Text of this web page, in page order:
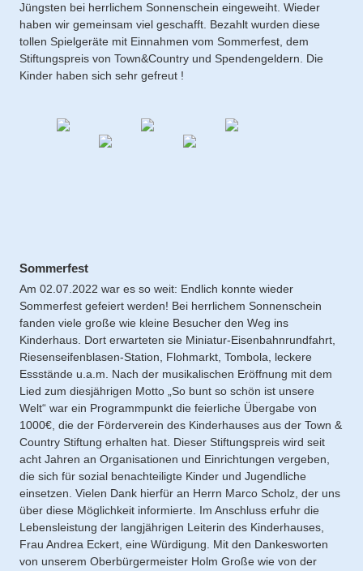
Jüngsten bei herrlichem Sonnenschein eingeweiht. Wieder
haben wir gemeinsam viel geschafft. Bezahlt wurden diese
tollen Spielgeräte mit Einnahmen vom Sommerfest, dem
Stiftungspreis von Town&Country und Spendengeldern. Die
Kinder haben sich sehr gefreut !
Sommerfest
Am 02.07.2022 war es so weit: Endlich konnte wieder
Sommerfest gefeiert werden! Bei herrlichem Sonnenschein
fanden viele große wie kleine Besucher den Weg ins
Kinderhaus. Dort erwarteten sie Miniatur-Eisenbahnrundfahrt,
Riesenseifenblasen-Station, Flohmarkt, Tombola, leckere
Essstände u.a.m. Nach der musikalischen Eröffnung mit dem
Lied zum diesjährigen Motto „So bunt so schön ist unsere
Welt“ war ein Programmpunkt die feierliche Übergabe von
1000€, die der Förderverein des Kinderhauses aus der Town &
Country Stiftung erhalten hat. Dieser Stiftungspreis wird seit
acht Jahren an Organisationen und Einrichtungen vergeben,
die sich für sozial benachteiligte Kinder und Jugendliche
einsetzen. Vielen Dank hierfür an Herrn Marco Scholz, der uns
über diese Möglichkeit informierte. Im Anschluss erfuhr die
Lebensleistung der langjährigen Leiterin des Kinderhauses,
Frau Andrea Eckert, eine Würdigung. Mit den Dankesworten
von unserem Oberbürgermeister Holm Große wie von der